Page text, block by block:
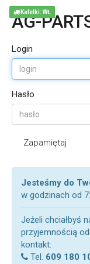
AG-
Login
Hasło
Zapamiętaj
Jesteśmy do
w godzinach od
Jeżeli chciałbyś
przyjemnością
kontakt:
Tel. 609 180
Kafelki: WŁ